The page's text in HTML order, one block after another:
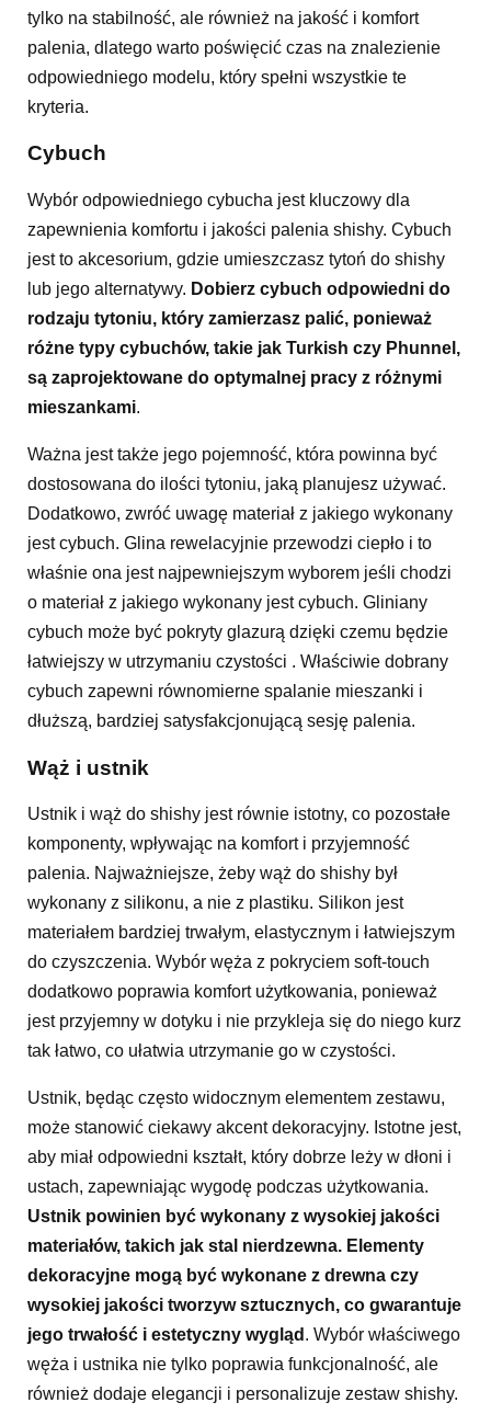
tylko na stabilność, ale również na jakość i komfort
palenia, dlatego warto poświęcić czas na znalezienie
odpowiedniego modelu, który spełni wszystkie te
kryteria.
Cybuch
Wybór odpowiedniego cybucha jest kluczowy dla
zapewnienia komfortu i jakości palenia shishy. Cybuch
jest to akcesorium, gdzie umieszczasz tytoń do shishy
lub jego alternatywy. Dobierz cybuch odpowiedni do
rodzaju tytoniu, który zamierzasz palić, ponieważ
różne typy cybuchów, takie jak Turkish czy Phunnel,
są zaprojektowane do optymalnej pracy z różnymi
mieszankami.
Ważna jest także jego pojemność, która powinna być
dostosowana do ilości tytoniu, jaką planujesz używać.
Dodatkowo, zwróć uwagę materiał z jakiego wykonany
jest cybuch. Glina rewelacyjnie przewodzi ciepło i to
właśnie ona jest najpewniejszym wyborem jeśli chodzi
o materiał z jakiego wykonany jest cybuch. Gliniany
cybuch może być pokryty glazurą dzięki czemu będzie
łatwiejszy w utrzymaniu czystości . Właściwie dobrany
cybuch zapewni równomierne spalanie mieszanki i
dłuższą, bardziej satysfakcjonującą sesję palenia.
Wąż i ustnik
Ustnik i wąż do shishy jest równie istotny, co pozostałe
komponenty, wpływając na komfort i przyjemność
palenia. Najważniejsze, żeby wąż do shishy był
wykonany z silikonu, a nie z plastiku. Silikon jest
materiałem bardziej trwałym, elastycznym i łatwiejszym
do czyszczenia. Wybór węża z pokryciem soft-touch
dodatkowo poprawia komfort użytkowania, ponieważ
jest przyjemny w dotyku i nie przykleja się do niego kurz
tak łatwo, co ułatwia utrzymanie go w czystości.
Ustnik, będąc często widocznym elementem zestawu,
może stanowić ciekawy akcent dekoracyjny. Istotne jest,
aby miał odpowiedni kształt, który dobrze leży w dłoni i
ustach, zapewniając wygodę podczas użytkowania.
Ustnik powinien być wykonany z wysokiej jakości
materiałów, takich jak stal nierdzewna. Elementy
dekoracyjne mogą być wykonane z drewna czy
wysokiej jakości tworzyw sztucznych, co gwarantuje
jego trwałość i estetyczny wygląd . Wybór właściwego
węża i ustnika nie tylko poprawia funkcjonalność, ale
również dodaje elegancji i personalizuje zestaw shishy.